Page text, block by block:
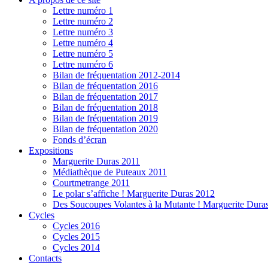
Lettre numéro 1
Lettre numéro 2
Lettre numéro 3
Lettre numéro 4
Lettre numéro 5
Lettre numéro 6
Bilan de fréquentation 2012-2014
Bilan de fréquentation 2016
Bilan de fréquentation 2017
Bilan de fréquentation 2018
Bilan de fréquentation 2019
Bilan de fréquentation 2020
Fonds d’écran
Expositions
Marguerite Duras 2011
Médiathèque de Puteaux 2011
Courtmetrange 2011
Le polar s’affiche ! Marguerite Duras 2012
Des Soucoupes Volantes à la Mutante ! Marguerite
Cycles
Cycles 2016
Cycles 2015
Cycles 2014
Contacts